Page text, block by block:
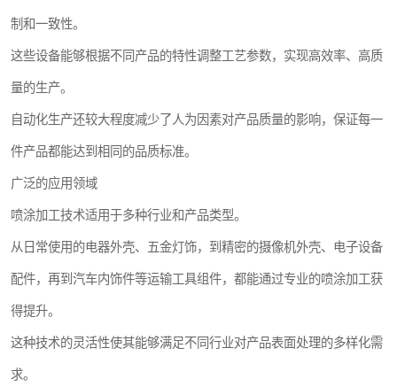
制和一致性。
这些设备能够根据不同产品的特性调整工艺参数，实现高效率、高质
量的生产。
自动化生产还较大程度减少了人为因素对产品质量的影响，保证每一
件产品都能达到相同的品质标准。
广泛的应用领域
喷涂加工技术适用于多种行业和产品类型。
从日常使用的电器外壳、五金灯饰，到精密的摄像机外壳、电子设备
配件，再到汽车内饰件等运输工具组件，都能通过专业的喷涂加工获
得提升。
这种技术的灵活性使其能够满足不同行业对产品表面处理的多样化需
求。